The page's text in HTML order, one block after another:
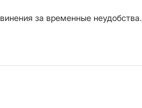
за временные неудобства.